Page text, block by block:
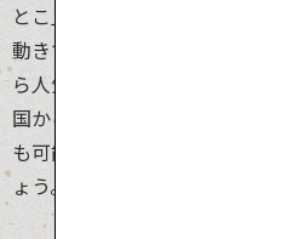
とこ」「おかめ」または「キツ
動きで踊りながら街を練り歩き
ら人気がぐんぐん上り、今では
国から集まります。事前申し込
も可能。湧き起こる大爆笑で、
ょう。